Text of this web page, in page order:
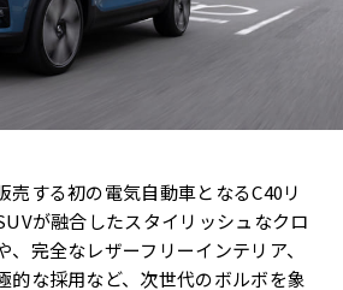
売する初の電気自動車となるC40リ
が融合したスタイリッシュなクロ
完全なレザーフリーインテリア、
的な採用など、次世代のボルボを象